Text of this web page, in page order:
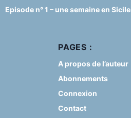
Episode n° 1 – une semaine en Sicile
PAGES :
A propos de l’auteur
Abonnements
Connexion
Contact